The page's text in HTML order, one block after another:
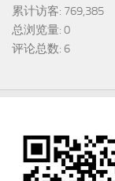
累计访客: 769,385
总浏览量: 0
评论总数: 6